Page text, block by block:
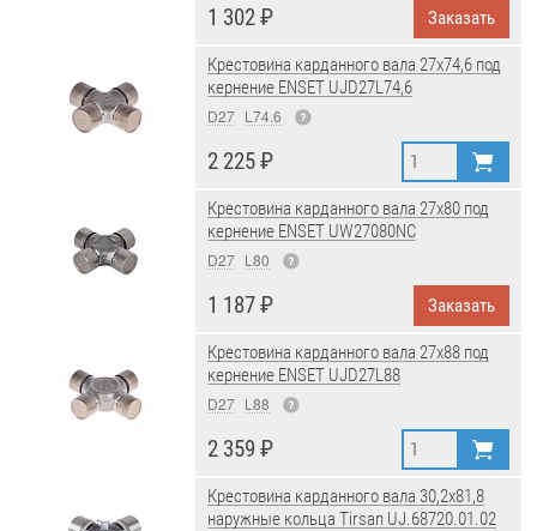
1 302 ₽ Заказать
Крестовина карданного вала 27x74,6 под
кернение ENSET UJD27L74,6
D27 L74.6
2 225 ₽
Крестовина карданного вала 27x80 под
кернение ENSET UW27080NC
D27 L80
1 187 ₽ Заказать
Крестовина карданного вала 27x88 под
кернение ENSET UJD27L88
D27 L88
2 359 ₽
Крестовина карданного вала 30,2x81,8
наружные кольца Tirsan UJ.68720.01.02